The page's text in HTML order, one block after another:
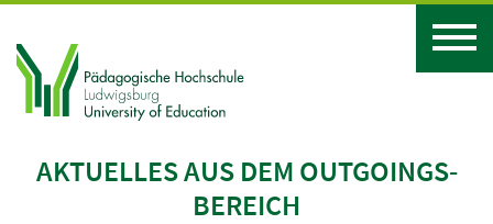
AKTUELLES AUS DEM OUTGOINGS-
BEREICH